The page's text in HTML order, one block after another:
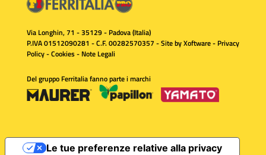
Via Longhin, 71 - 35129 - Padova (Italia)
P.IVA 01512090281 - C.F. 00282570357 - Site byXoftware- Privacy
Policy-Cookies- Note Legali
Del gruppo Ferritalia fanno parte i marchi
Le tue preferenze relative alla privacy